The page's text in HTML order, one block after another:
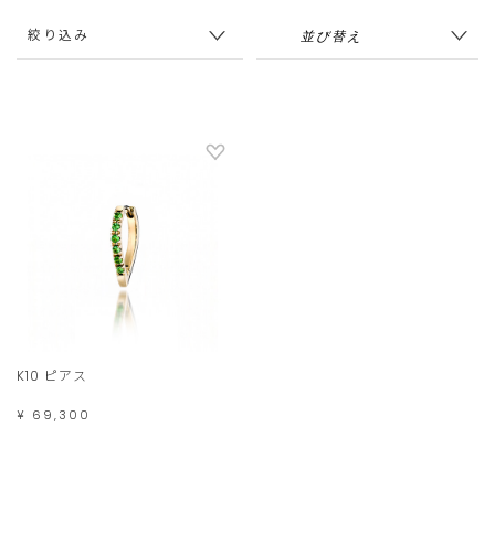
絞り込み
K10 ピアス
¥ 69,300